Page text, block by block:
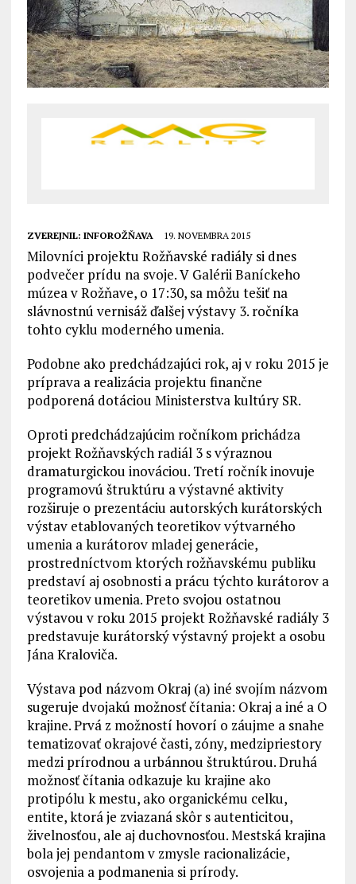
ZVEREJNIL: INFOROŽŇAVA 19. NOVEMBRA 2015
Milovníci projektu Rožňavské radiály si dnes
podvečer prídu na svoje. V Galérii Baníckeho
múzea v Rožňave, o 17:30, sa môžu tešiť na
slávnostnú vernisáž ďalšej výstavy 3. ročníka
tohto cyklu moderného umenia.
Podobne ako predchádzajúci rok, aj v roku 2015 je
príprava a realizácia projektu finančne
podporená dotáciou Ministerstva kultúry SR.
Oproti predchádzajúcim ročníkom prichádza
projekt Rožňavských radiál 3 s výraznou
dramaturgickou inováciou. Tretí ročník inovuje
programovú štruktúru a výstavné aktivity
rozširuje o prezentáciu autorských kurátorských
výstav etablovaných teoretikov výtvarného
umenia a kurátorov mladej generácie,
prostredníctvom ktorých rožňavskému publiku
predstaví aj osobnosti a prácu týchto kurátorov a
teoretikov umenia. Preto svojou ostatnou
výstavou v roku 2015 projekt Rožňavské radiály 3
predstavuje kurátorský výstavný projekt a osobu
Jána Kraloviča.
Výstava pod názvom Okraj (a) iné svojím názvom
sugeruje dvojakú možnosť čítania: Okraj a iné a O
krajine. Prvá z možností hovorí o záujme a snahe
tematizovať okrajové časti, zóny, medzipriestory
medzi prírodnou a urbánnou štruktúrou. Druhá
možnosť čítania odkazuje ku krajine ako
protipólu k mestu, ako organickému celku,
entite, ktorá je zviazaná skôr s autenticitou,
živelnosťou, ale aj duchovnosťou. Mestská krajina
bola jej pendantom v zmysle racionalizácie,
osvojenia a podmanenia si prírody.